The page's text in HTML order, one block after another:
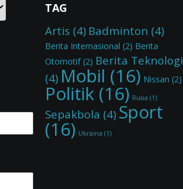
TAG
Artis (4) Badminton (4)
Berita Internasional (2) Berita
Otomotif(2) Berita Teknologi
(4) Mobil (16) Nissan (2)
Politik(16) Rusia (1)
Sepakbola (4) Sport
(16) Ukraina (1)